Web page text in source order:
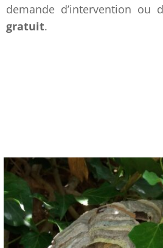
demande d’intervention ou
gratuit.